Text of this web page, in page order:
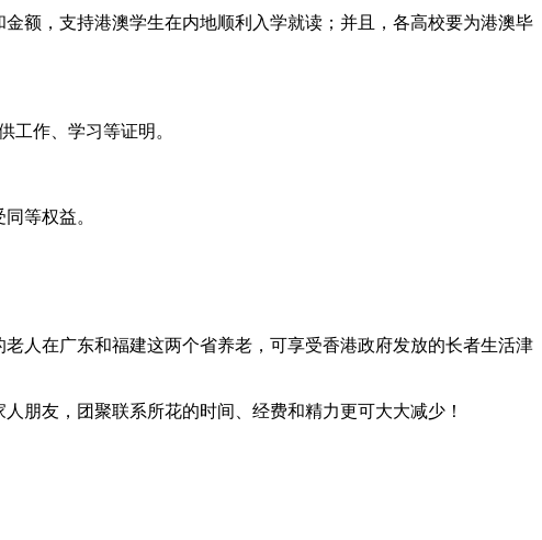
额，支持港澳学生在内地顺利入学就读；并且，各高校要为港澳毕
工作、学习等证明。
等权益。
人在广东和福建这两个省养老，可享受香港政府发放的长者生活津
朋友，团聚联系所花的时间、经费和精力更可大大减少！